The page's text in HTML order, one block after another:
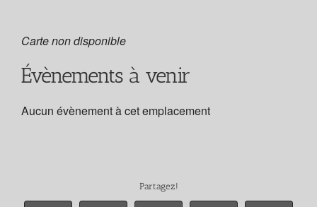
Carte non disponible
Évènements à venir
Aucun évènement à cet emplacement
Partagez!